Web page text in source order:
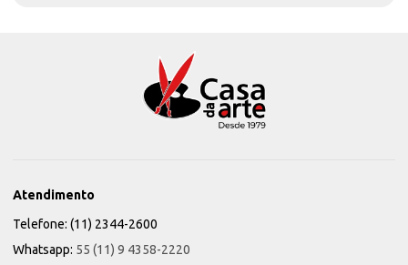
Atendimento
Telefone: (11) 2344-2600
Whatsapp: 55 (11) 9 4358-2220